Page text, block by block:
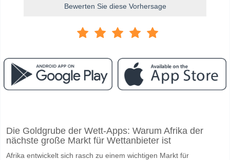
Bewerten Sie diese Vorhersage
Das Spiel zwischen Seoul E-Land FC v Suwon FC 04 April 2026 06:00.
Die Goldgrube der Wett-Apps: Warum Afrika der
nächste große Markt für Wettanbieter ist
Afrika entwickelt sich rasch zu einem wichtigen Markt für